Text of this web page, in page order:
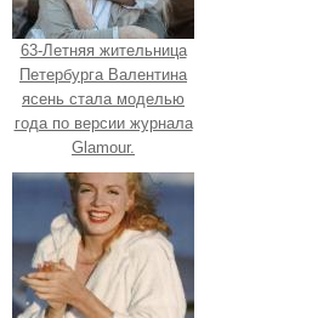
63-Летняя жительница
Петербурга Валентина
ясень стала моделью
года по версии журнала
Glamour.